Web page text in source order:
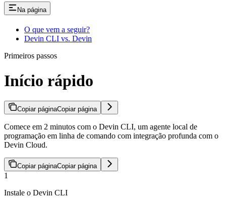
Na página
O que vem a seguir?
Devin CLI vs. Devin
Primeiros passos
Início rápido
Copiar páginaCopiar página
Comece em 2 minutos com o Devin CLI, um agente local de
programação em linha de comando com integração profunda com o
Devin Cloud.
Copiar páginaCopiar página
1
Instale o Devin CLI